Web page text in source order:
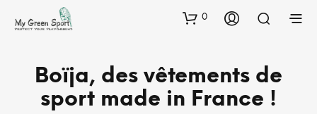
0
Boïja, des vêtements de
sport made in France !